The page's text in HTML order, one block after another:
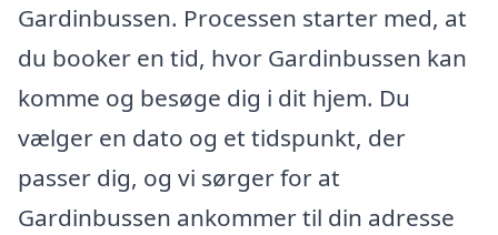
Gardinbussen. Processen starter med, at
du booker en tid, hvor Gardinbussen kan
komme og besøge dig i dit hjem. Du
vælger en dato og et tidspunkt, der
passer dig, og vi sørger for at
Gardinbussen ankommer til din adresse